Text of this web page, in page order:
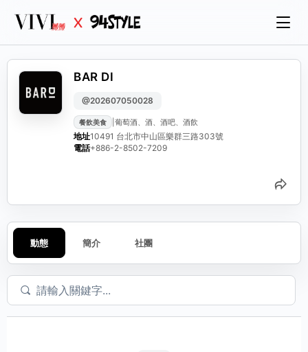
BAR DI
@202607050028
餐飲美食 葡萄酒、酒、酒吧、酒飲
地址10491 台北市中山區樂群三路303號
電話+886-2-8502-7209
分
動態 簡介 社團